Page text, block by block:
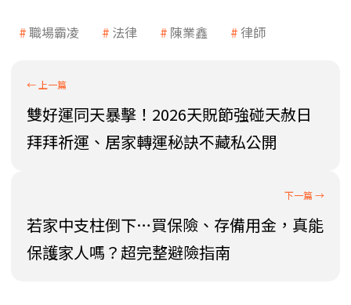
職場霸凌 法律 陳業鑫 律師
雙好運同天暴擊！2026天貺節強碰天赦日
拜拜祈運、居家轉運秘訣不藏私公開
若家中支柱倒下…買保險、存備用金，真能
保護家人嗎？超完整避險指南